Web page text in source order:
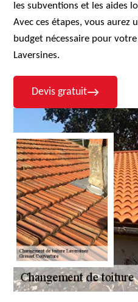
les subventions et les aides
Avec ces étapes, vous aurez
budget nécessaire pour
Laversines.
Devis gratuit